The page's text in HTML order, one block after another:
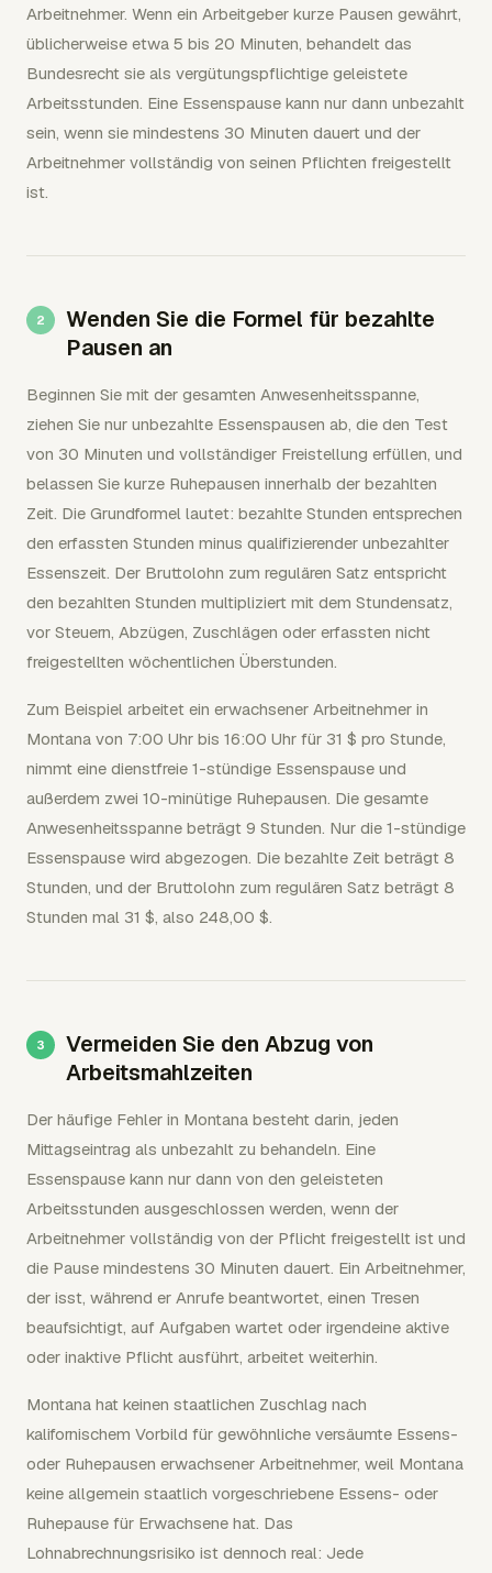
Arbeitnehmer. Wenn ein Arbeitgeber kurze Pausen gewährt,
üblicherweise etwa 5 bis 20 Minuten, behandelt das
Bundesrecht sie als vergütungspflichtige geleistete
Arbeitsstunden. Eine Essenspause kann nur dann unbezahlt
sein, wenn sie mindestens 30 Minuten dauert und der
Arbeitnehmer vollständig von seinen Pflichten freigestellt
ist.
Wenden Sie die Formel für bezahlte
Pausen an
Beginnen Sie mit der gesamten Anwesenheitsspanne,
ziehen Sie nur unbezahlte Essenspausen ab, die den Test
von 30 Minuten und vollständiger Freistellung erfüllen, und
belassen Sie kurze Ruhepausen innerhalb der bezahlten
Zeit. Die Grundformel lautet: bezahlte Stunden entsprechen
den erfassten Stunden minus qualifizierender unbezahlter
Essenszeit. Der Bruttolohn zum regulären Satz entspricht
den bezahlten Stunden multipliziert mit dem Stundensatz,
vor Steuern, Abzügen, Zuschlägen oder erfassten nicht
freigestellten wöchentlichen Überstunden.
Zum Beispiel arbeitet ein erwachsener Arbeitnehmer in
Montana von 7:00 Uhr bis 16:00 Uhr für 31 $ pro Stunde,
nimmt eine dienstfreie 1-stündige Essenspause und
außerdem zwei 10-minütige Ruhepausen. Die gesamte
Anwesenheitsspanne beträgt 9 Stunden. Nur die 1-stündige
Essenspause wird abgezogen. Die bezahlte Zeit beträgt 8
Stunden, und der Bruttolohn zum regulären Satz beträgt 8
Stunden mal 31 $, also 248,00 $.
Vermeiden Sie den Abzug von
Arbeitsmahlzeiten
Der häufige Fehler in Montana besteht darin, jeden
Mittagseintrag als unbezahlt zu behandeln. Eine
Essenspause kann nur dann von den geleisteten
Arbeitsstunden ausgeschlossen werden, wenn der
Arbeitnehmer vollständig von der Pflicht freigestellt ist und
die Pause mindestens 30 Minuten dauert. Ein Arbeitnehmer,
der isst, während er Anrufe beantwortet, einen Tresen
beaufsichtigt, auf Aufgaben wartet oder irgendeine aktive
oder inaktive Pflicht ausführt, arbeitet weiterhin.
Montana hat keinen staatlichen Zuschlag nach
kalifornischem Vorbild für gewöhnliche versäumte Essens-
oder Ruhepausen erwachsener Arbeitnehmer, weil Montana
keine allgemein staatlich vorgeschriebene Essens- oder
Ruhepause für Erwachsene hat. Das
Lohnabrechnungsrisiko ist dennoch real: Jede